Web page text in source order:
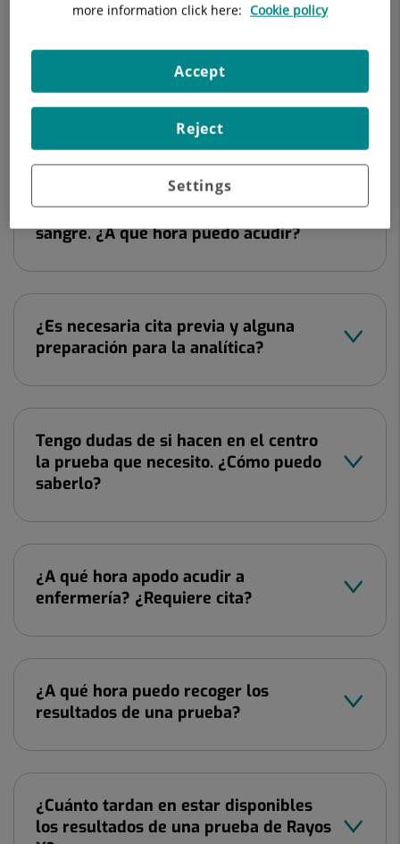
Necesito un certificado covid-19 digital
de la UE. ¿Lo realiza el centro?
Tengo que realizar una analítica de
sangre. ¿A qué hora puedo acudir?
¿Es necesaria cita previa y alguna
preparación para la analítica?
Tengo dudas de si hacen en el centro
la prueba que necesito. ¿Cómo puedo
saberlo?
¿A qué hora apodo acudir a
enfermería? ¿Requiere cita?
¿A qué hora puedo recoger los
resultados de una prueba?
¿Cuánto tardan en estar disponibles
los resultados de una prueba de Rayos
more information click here: Cookie policy
Settings
Reject
Accept